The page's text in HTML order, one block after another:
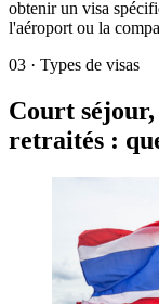
obtenir un visa
l'aéroport ou la
03 · Types de visas
Court séjour,
retraités :